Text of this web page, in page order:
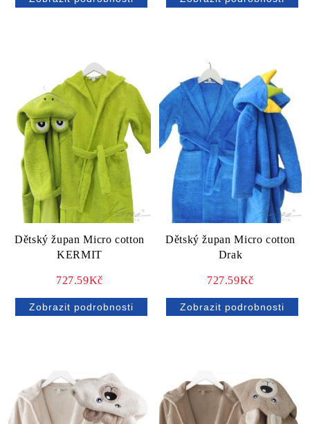
Dětský župan Micro cotton
KERMIT
727.59Kč
Zobrazit podrobnosti
Dětský župan Micro cotton
Drak
727.59Kč
Zobrazit podrobnosti